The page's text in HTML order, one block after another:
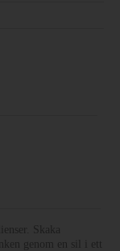
Skaka
genom en sil i ett